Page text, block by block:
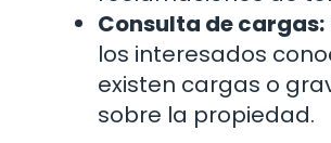
Consulta de cargas:
los interesados
existen cargas o
sobre la propiedad.